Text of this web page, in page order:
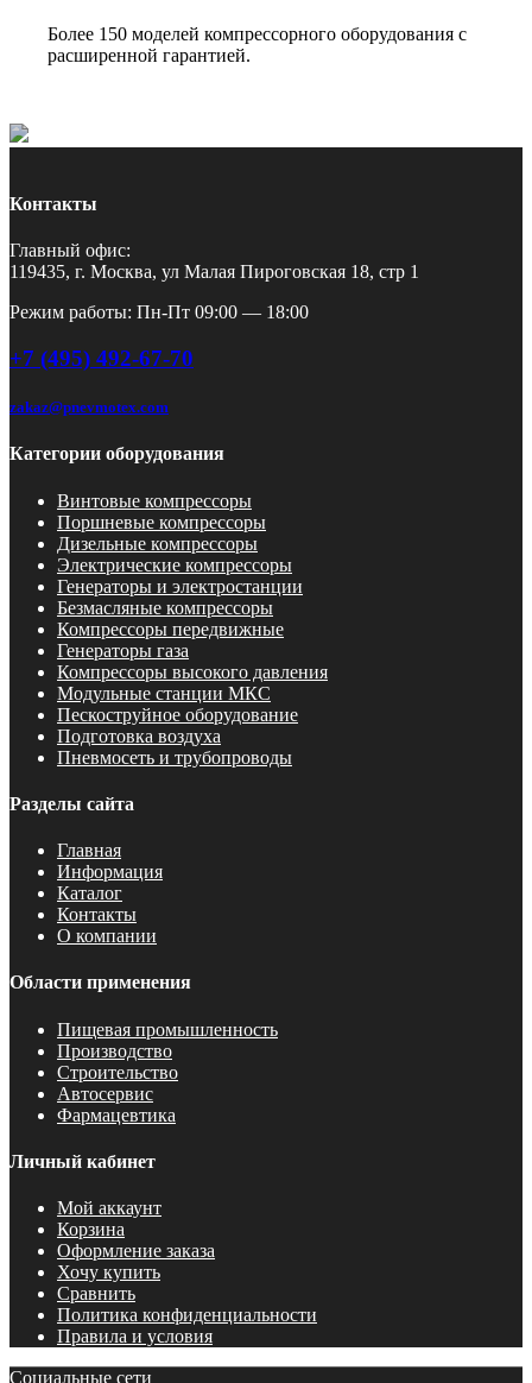
Более 150 моделей компрессорного оборудования с
расширенной гарантией.
Контакты
Главный офис:
119435, г. Москва, ул Малая Пироговская 18, стр 1
Режим работы: Пн-Пт 09:00 — 18:00
+7 (495) 492-67-70
zakaz@pnevmotex.com
Категории оборудования
Винтовые компрессоры
Поршневые компрессоры
Дизельные компрессоры
Электрические компрессоры
Генераторы и электростанции
Безмасляные компрессоры
Компрессоры передвижные
Генераторы газа
Компрессоры высокого давления
Модульные станции МКС
Пескоструйное оборудование
Подготовка воздуха
Пневмосеть и трубопроводы
Разделы сайта
Главная
Информация
Каталог
Контакты
О компании
Области применения
Пищевая промышленность
Производство
Строительство
Автосервис
Фармацевтика
Личный кабинет
Мой аккаунт
Корзина
Оформление заказа
Хочу купить
Сравнить
Политика конфиденциальности
Правила и условия
Социальные сети